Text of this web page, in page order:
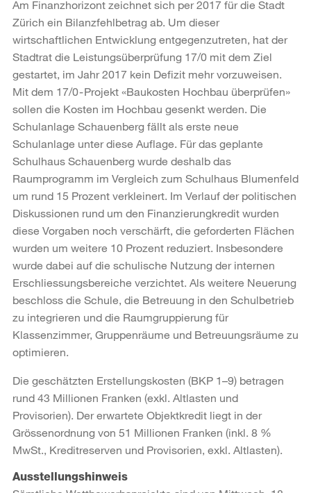
Am Finanzhorizont zeichnet sich per 2017 für die Stadt
Zürich ein Bilanzfehlbetrag ab. Um dieser
wirtschaftlichen Entwicklung entgegenzutreten, hat der
Stadtrat die Leistungsüberprüfung 17/0 mit dem Ziel
gestartet, im Jahr 2017 kein Defizit mehr vorzuweisen.
Mit dem 17/0 - Projekt «Baukosten Hochbau überprüfen»
sollen die Kosten im Hochbau gesenkt werden. Die
Schulanlage Schauenberg fällt als erste neue
Schulanlage unter diese Auflage. Für das geplante
Schulhaus Schauenberg wurde deshalb das
Raumprogramm im Vergleich zum Schulhaus Blumenfeld
um rund 15 Prozent verkleinert. Im Verlauf der politischen
Diskussionen rund um den Finanzierungkredit wurden
diese Vorgaben noch verschärft, die geforderten Flächen
wurden um weitere 10 Prozent reduziert. Insbesondere
wurde dabei auf die schulische Nutzung der internen
Erschliessungsbereiche verzichtet. Als weitere Neuerung
beschloss die Schule, die Betreuung in den Schulbetrieb
zu integrieren und die Raumgruppierung für
Klassenzimmer, Gruppenräume und Betreuungsräume zu
optimieren.
Die geschätzten Erstellungskosten (BKP 1–9) betragen
rund 43 Millionen Franken (exkl. Altlasten und
Provisorien). Der erwartete Objektkredit liegt in der
Grössenordnung von 51 Millionen Franken (inkl. 8 %
MwSt., Kreditreserven und Provisorien, exkl. Altlasten).
Ausstellungshinweis